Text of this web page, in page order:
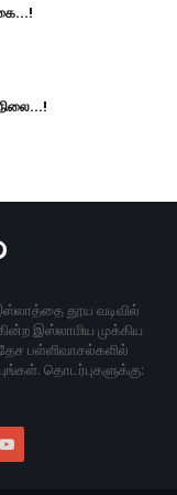
தூய வடிவில்
இஸ்லாமிய முக்கிய
பள்ளிவாசல்களில்
தொடர்புகளுக்கு: